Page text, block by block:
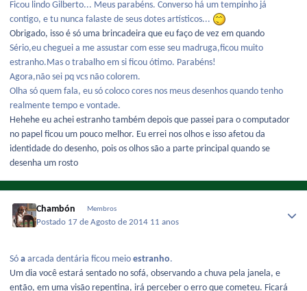
Ficou lindo Gilberto... Meus parabéns. Converso há um tempinho já
contigo, e tu nunca falaste de seus dotes artísticos...
Obrigado, isso é só uma brincadeira que eu faço de vez em quando
Sério,eu cheguei a me assustar com esse seu madruga,ficou muito
estranho.Mas o trabalho em si ficou ótimo. Parabéns!
Agora,não sei pq vcs não colorem.
Olha só quem fala, eu só coloco cores nos meus desenhos quando tenho
realmente tempo e vontade.
Hehehe eu achei estranho também depois que passei para o computador
no papel ficou um pouco melhor. Eu errei nos olhos e isso afetou da
identidade do desenho, pois os olhos são a parte principal quando se
desenha um rosto
Chambón Membros
Postado 17 de Agosto de 2014 11 anos
Só a arcada dentária ficou meio estranho.
Um dia você estará sentado no sofá, observando a chuva pela janela, e
então, em uma visão repentina, irá perceber o erro que cometeu. Ficará